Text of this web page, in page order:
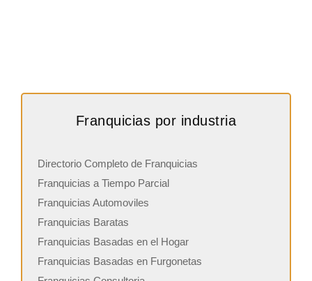
Franquicias por industria
Directorio Completo de Franquicias
Franquicias a Tiempo Parcial
Franquicias Automoviles
Franquicias Baratas
Franquicias Basadas en el Hogar
Franquicias Basadas en Furgonetas